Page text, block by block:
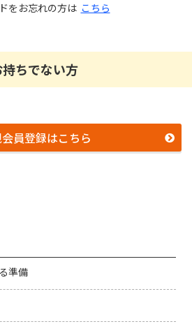
をお忘れの方は こちら
ちでない方
員登録はこちら
準備